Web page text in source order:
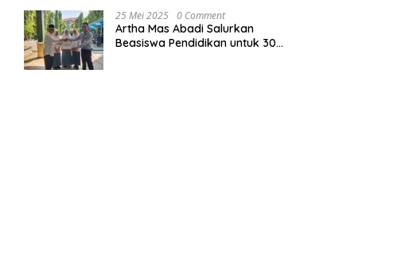
25 Mei 2025 0 Comment
Artha Mas Abadi Salurkan
Beasiswa Pendidikan untuk 300